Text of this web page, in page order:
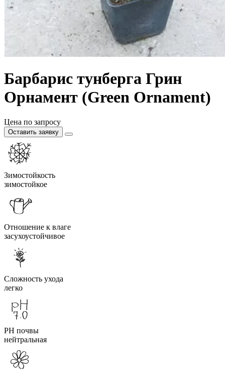
Барбарис тунберга Грин
Орнамент (Green Ornament)
Цена по запросу
Оставить заявку
Зимостойкость
зимостойкое
Отношение к влаге
засухоустойчивое
Сложность ухода
легко
PH почвы
нейтральная